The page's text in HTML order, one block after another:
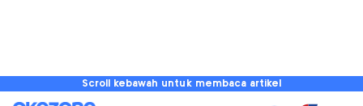
Scroll kebawah untuk membaca artikel